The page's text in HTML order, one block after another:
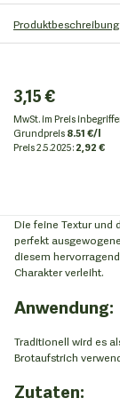
Produktbeschreibung
3,15 €
MwSt. im Preis
Grundpreis8.51 €/l
Preis2.5.2025:2,92 €
Die feine Textur und
perfekt
diesem
Charakter verleiht.
Anwendung:
Traditionell wird es
Brotaufstrich
Zutaten: